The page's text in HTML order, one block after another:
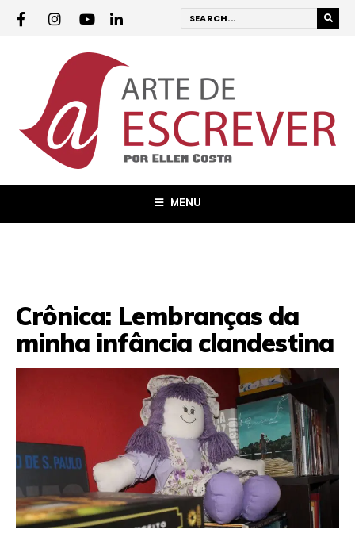
MENU
Crônica: Lembranças da
minha infância clandestina